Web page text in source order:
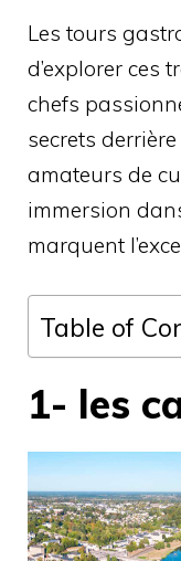
Les tours
d’explorer ces
chefs
secrets
amateurs de
immersion
marquent
Table of
1- les